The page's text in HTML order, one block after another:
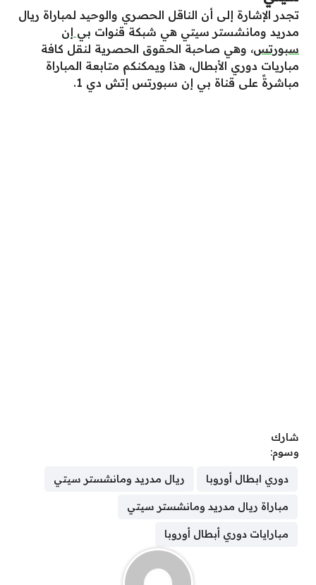
تجدر الإشارة إلى أن الناقل الحصري والوحيد لمباراة ريال
مدريد ومانشستر سيتي هي شبكة قنوات بي إن
سبورتس، وهي صاحبة الحقوق الحصرية لنقل كافة
مباريات دوري الأبطال، هذا ويمكنكم متابعة المباراة
مباشرةً على قناة بي إن سبورتس إتش دي 1.
شارك
وسوم:
دوري ابطال أوروبا ريال مدريد ومانشستر سيتي
مباراة ريال مدريد ومانشستر سيتي
مبارايات دوري أبطال أوروبا